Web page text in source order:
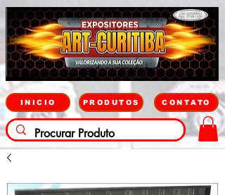
INICIO PRODUTOS CONTATO